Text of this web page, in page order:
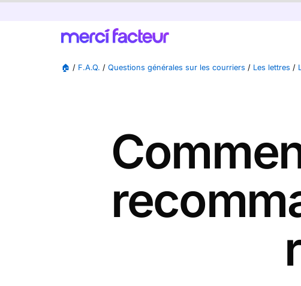
🏠 / F.A.Q. / Questions générales sur les courriers / Les lettres /